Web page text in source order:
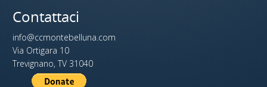
Contattaci
info@ccmontebelluna.com
Via Ortigara 10
Trevignano, TV 31040